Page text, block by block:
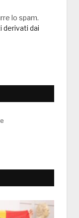
lo spam.
derivati dai